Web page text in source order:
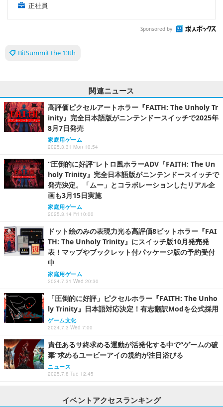
正社員
Sponsored by
BitSummit the 13th
関連ニュース
高評価ピクセルアートホラー『FAITH: The Unholy Tr
inity』完全日本語版がニンテンドースイッチで2025年
8月7日発売
家庭用ゲーム
2025.3.31 Mon 10:54
“圧倒的に好評”レトロ風ホラーADV『FAITH: The Un
holy Trinity』完全日本語版がニンテンドースイッチで
発売決定。「ムー」とコラボレーションしたリアル企
画も3月15日実施
家庭用ゲーム
2025.3.14 Fri 10:00
ドット絵のみの表現力光る高評価8ビットホラー『FAI
TH: The Unholy Trinity』にスイッチ版10月発売発
表！マップやブックレット付パッケージ版の予約受付
中
家庭用ゲーム
2024.7.31 Wed 20:30
「圧倒的に好評」ピクセルホラー『FAITH: The Unho
ly Trinity』日本語対応決定！有志翻訳Modを公式採用
ゲーム文化
2024.7.3 Wed 7:00
責任あるサ終求める運動が活発化する中で“ゲームの破
棄”求めるユービーアイの規約が注目浴びる
ニュース
2025.7.8 Tue 12:45
イベントアクセスランキング